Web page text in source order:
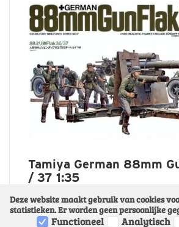
Tamiya German 88mm
/ 37 1:35
Actuele Voorraad: 1
Deze website maakt gebruik van cookies
statistieken. Er worden geen persoonlijke
Functioneel Analytisch